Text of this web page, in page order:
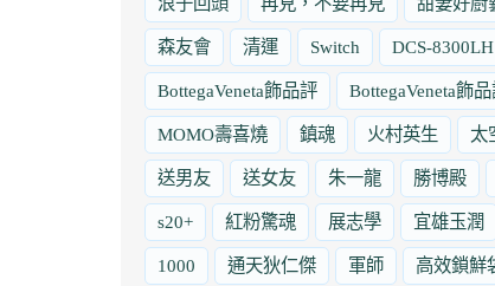
森友會 清運 Switch DCS-8300LH
BottegaVeneta飾品評 BottegaVeneta飾
MOMO壽喜燒 鎮魂 火村英生 太
送男友 送女友 朱一龍 勝博殿
s20+ 紅粉驚魂 展志學 宜雄玉潤
1000 通天狄仁傑 軍師 高效鎖鮮